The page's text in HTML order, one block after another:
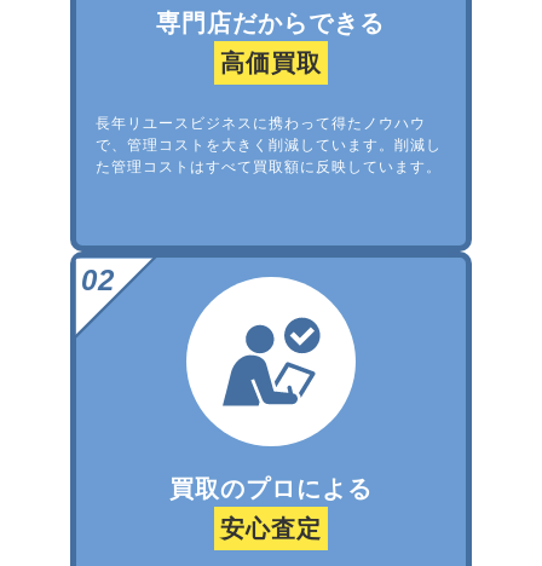
専門店だからできる
高価買取
長年リユースビジネスに携わって得たノウハウ
で、管理コストを大きく削減しています。削減し
た管理コストはすべて買取額に反映しています。
買取のプロによる
安心査定